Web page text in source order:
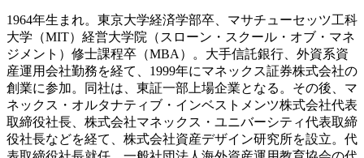
1964年生まれ。東京大学経済学部卒、マサチューセッツ工科
大学（MIT）経営大学院（スローン・スクール・オブ・マネ
ジメント）修士課程卒（MBA）。大手信託銀行、外資系資
産運用会社勤務を経て、1999年にマネックス証券株式会社の
創業に参加。同社は、東証一部上場企業となる。その後、マ
ネックス・オルタナティブ・インベストメンツ株式会社代表
取締役社長、株式会社マネックス・ユニバーシティ代表取締
役社長などを経て、株式会社資産デザイン研究所を設立。代